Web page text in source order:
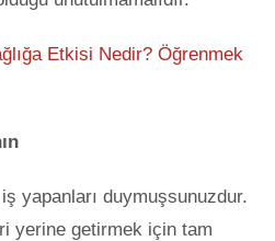
Etkisi Nedir? Öğrenmek
yapanları duymuşsunuzdur.
yerine getirmek için tam